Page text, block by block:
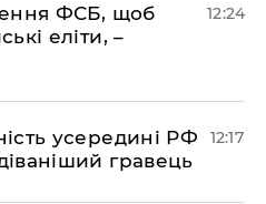
ФСБ, щоб
еліти, –
12:24
усередині РФ
гравець
12:17